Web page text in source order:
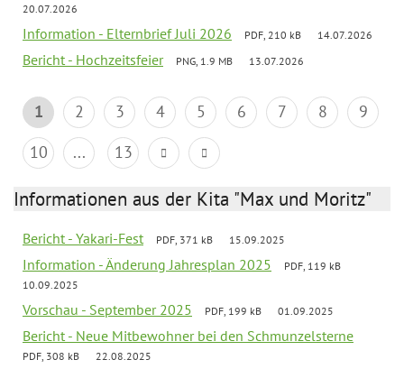
20.07.2026
Information - Elternbrief Juli 2026 PDF, 210 kB 14.07.2026
Bericht - Hochzeitsfeier PNG, 1.9 MB 13.07.2026
1 2 3 4 5 6 7 8
9
10
... 13
Informationen aus der Kita "Max und Moritz"
Bericht - Yakari-Fest PDF, 371 kB 15.09.2025
Information - Änderung Jahresplan 2025
PDF, 119 kB
10.09.2025
Vorschau - September 2025 PDF, 199 kB 01.09.2025
Bericht - Neue Mitbewohner bei den Schmunzelsterne
PDF, 308 kB 22.08.2025